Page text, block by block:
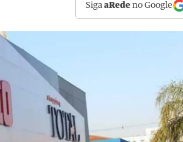
SigaaRede no Google